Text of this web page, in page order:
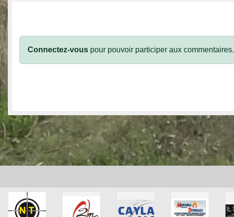
Connectez-vous pour pouvoir participer aux commentaires.